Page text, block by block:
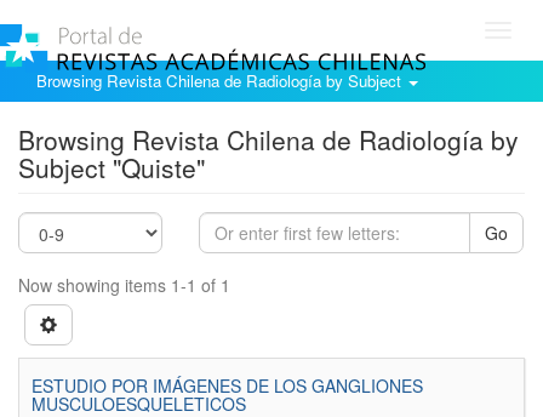
Browsing Revista Chilena de Radiología by Subject
Browsing Revista Chilena de Radiología by
Subject "Quiste"
Go
Now showing items 1-1 of 1
ESTUDIO POR IMÁGENES DE LOS GANGLIONES
MUSCULOESQUELETICOS